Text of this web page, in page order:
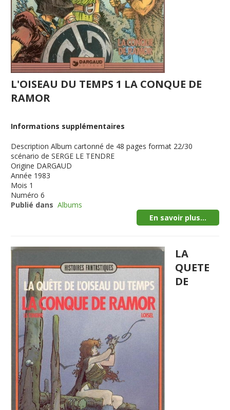
L'OISEAU DU TEMPS 1 LA CONQUE DE
RAMOR
Informations supplémentaires
Description Album cartonné de 48 pages format 22/30
scénario de SERGE LE TENDRE
Origine DARGAUD
Année 1983
Mois 1
Numéro 6
Publié dans Albums
En savoir plus...
LA
QUETE
DE